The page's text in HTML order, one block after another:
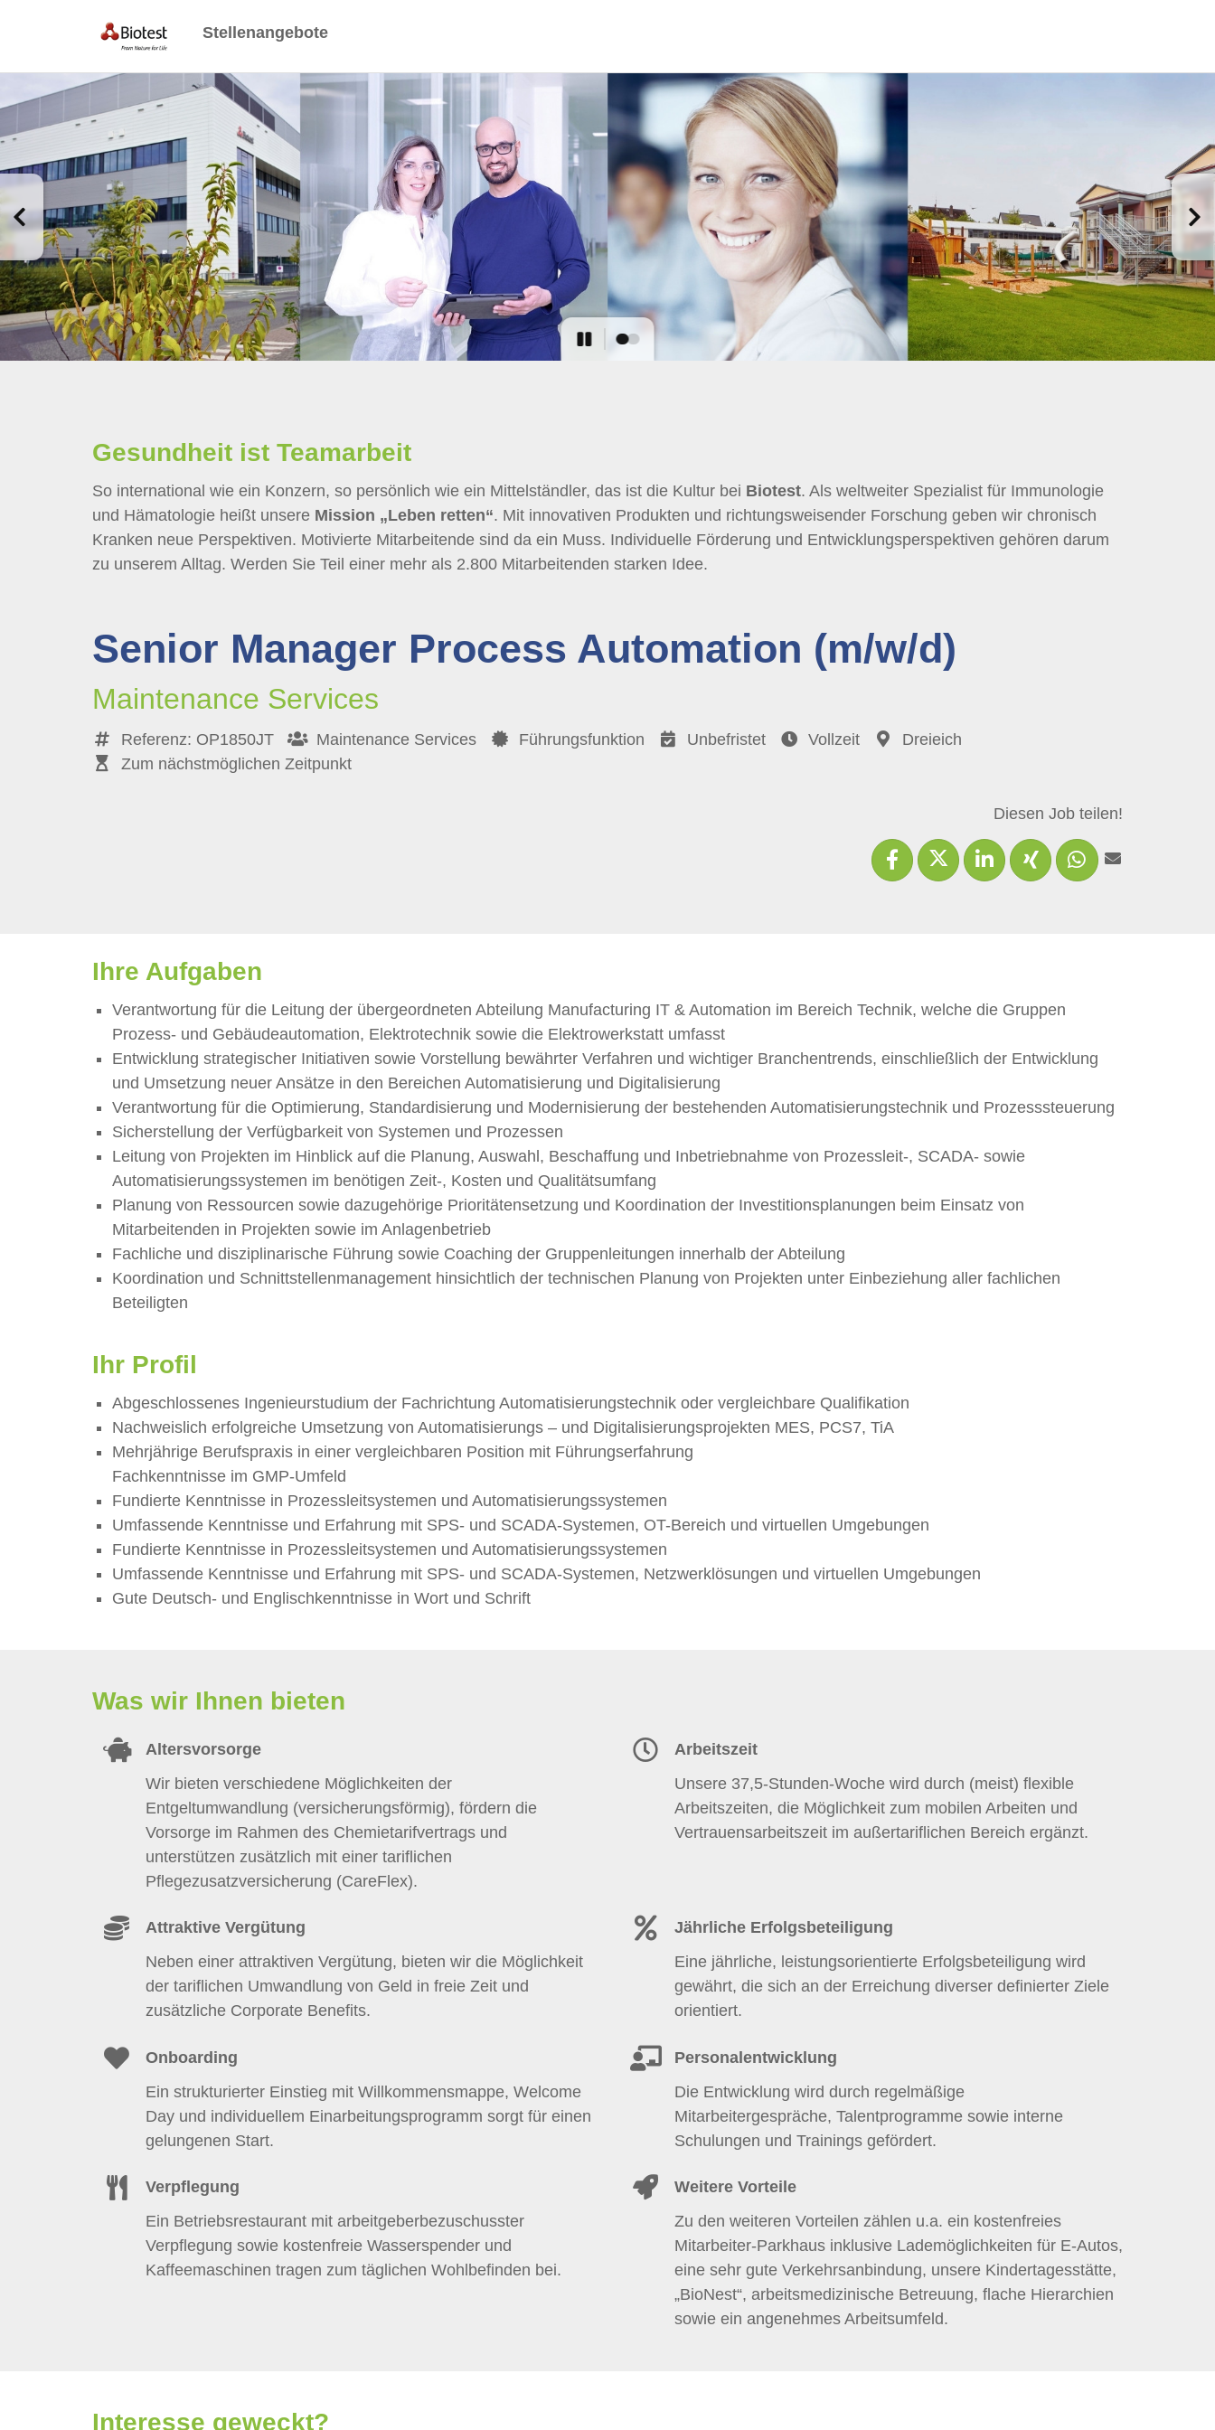
Stellenangebote
Senior Manager Process Automation (m/w/d)
Maintenance Services
Referenz: OP1850JT Maintenance Services Führungsfunktion Unbefristet Vollzeit
Dreieich
Zum nächstmöglichen Zeitpunkt
Diesen Job teilen!
Gesundheit ist Teamarbeit
So international wie ein Konzern, so persönlich wie ein Mittelständler, das ist die Kultur bei Biotest. Als weltweiter Spezialist für Immunologie
und Hämatologie heißt unsere Mission „Leben retten“. Mit innovativen Produkten und richtungsweisender Forschung geben wir chronisch
Kranken neue Perspektiven. Motivierte Mitarbeitende sind da ein Muss. Individuelle Förderung und Entwicklungsperspektiven gehören darum
zu unserem Alltag. Werden Sie Teil einer mehr als 2.800 Mitarbeitenden starken Idee.
Ihre Aufgaben
Verantwortung für die Leitung der übergeordneten Abteilung Manufacturing IT & Automation im Bereich Technik, welche die Gruppen
Prozess- und Gebäudeautomation, Elektrotechnik sowie die Elektrowerkstatt umfasst
Entwicklung strategischer Initiativen sowie Vorstellung bewährter Verfahren und wichtiger Branchentrends, einschließlich der Entwicklung
und Umsetzung neuer Ansätze in den Bereichen Automatisierung und Digitalisierung
Verantwortung für die Optimierung, Standardisierung und Modernisierung der bestehenden Automatisierungstechnik und Prozesssteuerung
Sicherstellung der Verfügbarkeit von Systemen und Prozessen
Leitung von Projekten im Hinblick auf die Planung, Auswahl, Beschaffung und Inbetriebnahme von Prozessleit-, SCADA- sowie
Automatisierungssystemen im benötigen Zeit-, Kosten und Qualitätsumfang
Planung von Ressourcen sowie dazugehörige Prioritätensetzung und Koordination der Investitionsplanungen beim Einsatz von
Mitarbeitenden in Projekten sowie im Anlagenbetrieb
Fachliche und disziplinarische Führung sowie Coaching der Gruppenleitungen innerhalb der Abteilung
Koordination und Schnittstellenmanagement hinsichtlich der technischen Planung von Projekten unter Einbeziehung aller fachlichen
Beteiligten
Ihr Profil
Abgeschlossenes Ingenieurstudium der Fachrichtung Automatisierungstechnik oder vergleichbare Qualifikation
Nachweislich erfolgreiche Umsetzung von Automatisierungs – und Digitalisierungsprojekten MES, PCS7, TiA
Mehrjährige Berufspraxis in einer vergleichbaren Position mit Führungserfahrung
Fachkenntnisse im GMP-Umfeld
Fundierte Kenntnisse in Prozessleitsystemen und Automatisierungssystemen
Umfassende Kenntnisse und Erfahrung mit SPS- und SCADA-Systemen, OT-Bereich und virtuellen Umgebungen
Fundierte Kenntnisse in Prozessleitsystemen und Automatisierungssystemen
Umfassende Kenntnisse und Erfahrung mit SPS- und SCADA-Systemen, Netzwerklösungen und virtuellen Umgebungen
Gute Deutsch- und Englischkenntnisse in Wort und Schrift
Was wir Ihnen bieten
Altersvorsorge
Wir bieten verschiedene Möglichkeiten der
Entgeltumwandlung (versicherungsförmig), fördern die
Vorsorge im Rahmen des Chemietarifvertrags und
unterstützen zusätzlich mit einer tariflichen
Pflegezusatzversicherung (CareFlex).
Arbeitszeit
Unsere 37,5-Stunden-Woche wird durch (meist) flexible
Arbeitszeiten, die Möglichkeit zum mobilen Arbeiten und
Vertrauensarbeitszeit im außertariflichen Bereich ergänzt.
Attraktive Vergütung
Neben einer attraktiven Vergütung, bieten wir die Möglichkeit
der tariflichen Umwandlung von Geld in freie Zeit und
zusätzliche Corporate Benefits.
Jährliche Erfolgsbeteiligung
Eine jährliche, leistungsorientierte Erfolgsbeteiligung wird
gewährt, die sich an der Erreichung diverser definierter Ziele
orientiert.
Onboarding
Ein strukturierter Einstieg mit Willkommensmappe, Welcome
Day und individuellem Einarbeitungsprogramm sorgt für einen
gelungenen Start.
Personalentwicklung
Die Entwicklung wird durch regelmäßige
Mitarbeitergespräche, Talentprogramme sowie interne
Schulungen und Trainings gefördert.
Verpflegung
Ein Betriebsrestaurant mit arbeitgeberbezuschusster
Verpflegung sowie kostenfreie Wasserspender und
Kaffeemaschinen tragen zum täglichen Wohlbefinden bei.
Weitere Vorteile
Zu den weiteren Vorteilen zählen u.a. ein kostenfreies
Mitarbeiter-Parkhaus inklusive Lademöglichkeiten für E-Autos,
eine sehr gute Verkehrsanbindung, unsere Kindertagesstätte,
„BioNest“, arbeitsmedizinische Betreuung, flache Hierarchien
sowie ein angenehmes Arbeitsumfeld.
Interesse geweckt?